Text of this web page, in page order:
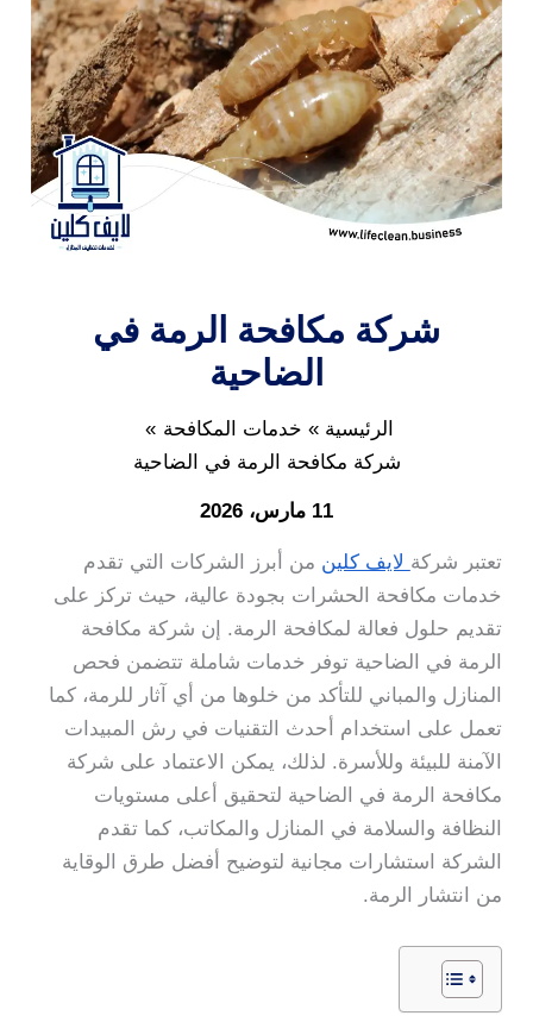
شركة مكافحة الرمة في
الضاحية
الرئيسية
خدمات المكافحة
شركة مكافحة الرمة في الضاحية
11 مارس، 2026
تعتبر شركة لايف كلين من أبرز الشركات التي تقدم
خدمات مكافحة الحشرات بجودة عالية، حيث تركز على
تقديم حلول فعالة لمكافحة الرمة. إن شركة مكافحة
الرمة في الضاحية توفر خدمات شاملة تتضمن فحص
المنازل والمباني للتأكد من خلوها من أي آثار للرمة، كما
تعمل على استخدام أحدث التقنيات في رش المبيدات
الآمنة للبيئة وللأسرة. لذلك، يمكن الاعتماد على شركة
مكافحة الرمة في الضاحية لتحقيق أعلى مستويات
النظافة والسلامة في المنازل والمكاتب، كما تقدم
الشركة استشارات مجانية لتوضيح أفضل طرق الوقاية
من انتشار الرمة.